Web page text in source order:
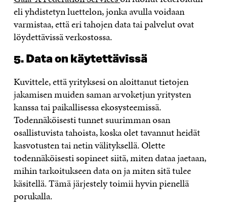
eli yhdistetyn luettelon, jonka avulla voidaan
varmistaa, että eri tahojen data tai palvelut ovat
löydettävissä verkostossa.
5. Data on käytettävissä
Kuvittele, että yrityksesi on aloittanut tietojen
jakamisen muiden saman arvoketjun yritysten
kanssa tai paikallisessa ekosysteemissä.
Todennäköisesti tunnet suurimman osan
osallistuvista tahoista, koska olet tavannut heidät
kasvotusten tai netin välityksellä. Olette
todennäköisesti sopineet siitä, miten dataa jaetaan,
mihin tarkoitukseen data on ja miten sitä tulee
käsitellä. Tämä järjestely toimii hyvin pienellä
porukalla.